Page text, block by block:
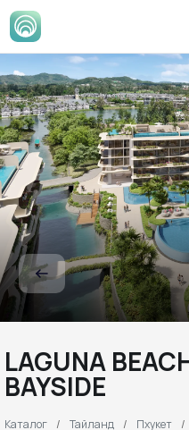
LAGUNA
BAYSIDE
Каталог Тайланд Пхукет